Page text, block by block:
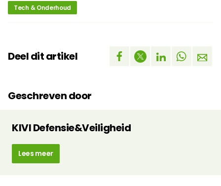
Tech & Onderhoud
Deel dit artikel
Geschreven door
KIVI Defensie&Veiligheid
Lees meer